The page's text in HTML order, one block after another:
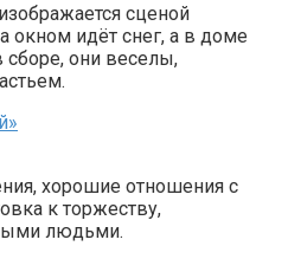
сценой
окном идёт снег, а в доме
сборе, они веселы,
хорошие отношения с
к торжеству,
людьми.